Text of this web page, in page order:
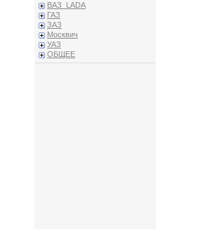
ВАЗ_LADA
ГАЗ
ЗАЗ
Москвич
УАЗ
ОБЩЕЕ